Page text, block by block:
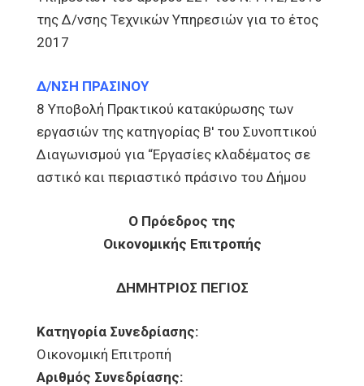
της Δ/νσης Τεχνικών Υπηρεσιών για το έτος
2017
Δ/ΝΣΗ ΠΡΑΣΙΝΟΥ
8 Υποβολή Πρακτικού κατακύρωσης των
εργασιών της κατηγορίας Β' του Συνοπτικού
Διαγωνισμού για “Εργασίες κλαδέματος σε
αστικό και περιαστικό πράσινο του Δήμου
Ο Πρόεδρος της
Οικονομικής Επιτροπής
ΔΗΜΗΤΡΙΟΣ ΠΕΓΙΟΣ
Κατηγορία Συνεδρίασης:
Οικονομική Επιτροπή
Αριθμός Συνεδρίασης: